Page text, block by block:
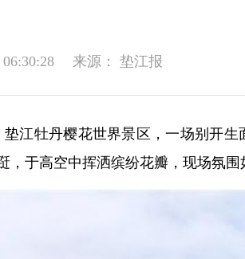
来源： 垫江报
垫江牡丹樱花世界景区，一场别开
，于高空中挥洒缤纷花瓣，现场氛围